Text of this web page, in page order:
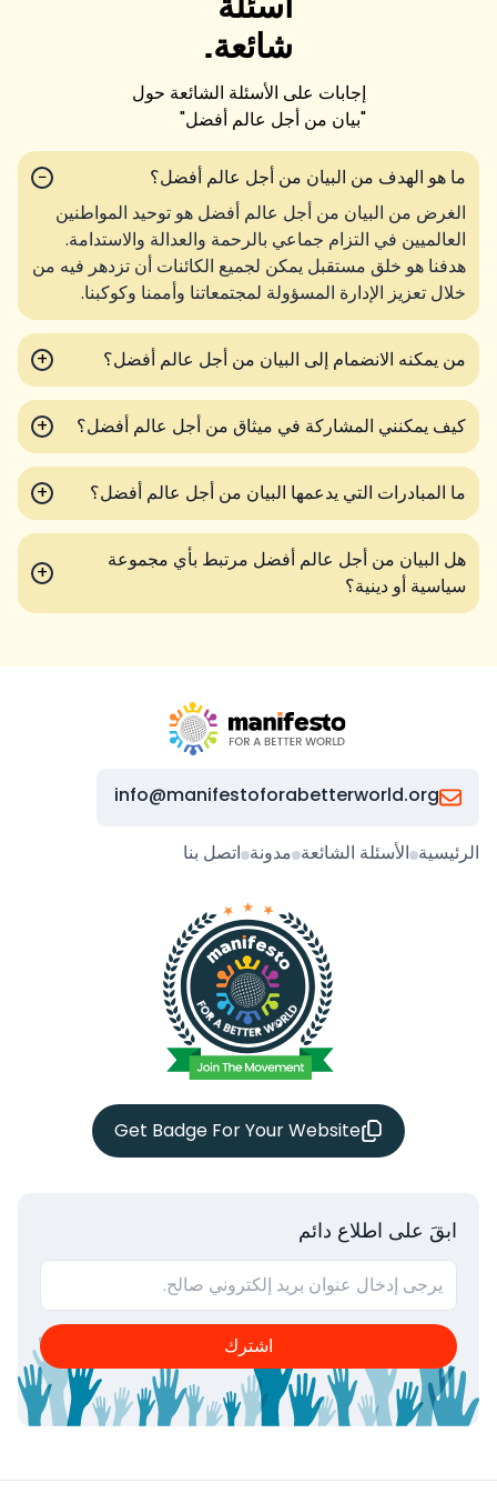
أسئلة
شائعة.
إجابات على الأسئلة الشائعة حول
"بيان من أجل عالم أفضل"
ما هو الهدف من البيان من أجل عالم أفضل؟
−
الغرض من البيان من أجل عالم أفضل هو توحيد المواطنين
العالميين في التزام جماعي بالرحمة والعدالة والاستدامة.
هدفنا هو خلق مستقبل يمكن لجميع الكائنات أن تزدهر فيه من
خلال تعزيز الإدارة المسؤولة لمجتمعاتنا وأممنا وكوكبنا.
من يمكنه الانضمام إلى البيان من أجل عالم أفضل؟ +
كيف يمكنني المشاركة في ميثاق من أجل عالم أفضل؟ +
ما المبادرات التي يدعمها البيان من أجل عالم أفضل؟ +
هل البيان من أجل عالم أفضل مرتبط بأي مجموعة
سياسية أو دينية؟
+
info@manifestoforabetterworld.org
الرئيسية الأسئلة الشائعة مدونة اتصل بنا
Get Badge For Your Website
ابقَ على اطلاع دائم
اشترك